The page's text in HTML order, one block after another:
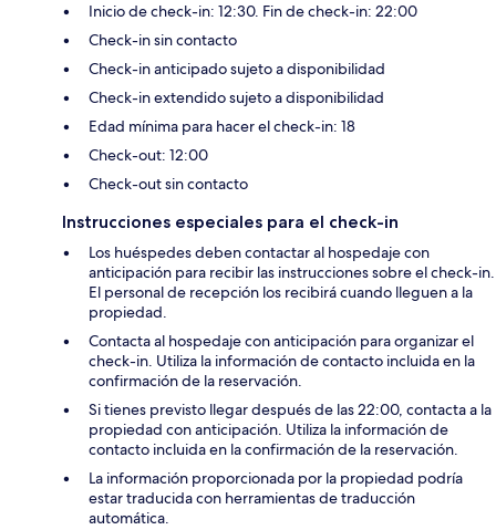
Inicio de check-in: 12:30. Fin de check-in: 22:00
Check-in sin contacto
Check-in anticipado sujeto a disponibilidad
Check-in extendido sujeto a disponibilidad
Edad mínima para hacer el check-in: 18
Check-out: 12:00
Check-out sin contacto
Instrucciones especiales para el check-in
Los huéspedes deben contactar al hospedaje con
anticipación para recibir las instrucciones sobre el check-in.
El personal de recepción los recibirá cuando lleguen a la
propiedad.
Contacta al hospedaje con anticipación para organizar el
check-in. Utiliza la información de contacto incluida en la
confirmación de la reservación.
Si tienes previsto llegar después de las 22:00, contacta a la
propiedad con anticipación. Utiliza la información de
contacto incluida en la confirmación de la reservación.
La información proporcionada por la propiedad podría
estar traducida con herramientas de traducción
automática.